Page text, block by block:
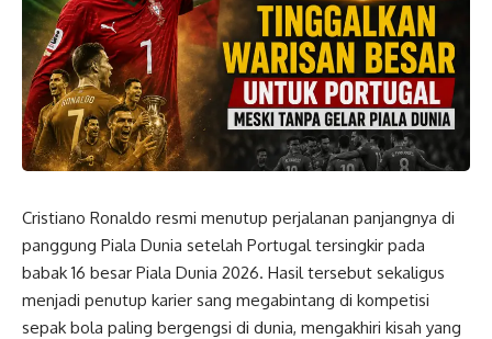
Cristiano Ronaldo resmi menutup perjalanan panjangnya di
panggung Piala Dunia setelah Portugal tersingkir pada
babak 16 besar Piala Dunia 2026. Hasil tersebut sekaligus
menjadi penutup karier sang megabintang di kompetisi
sepak bola paling bergengsi di dunia, mengakhiri kisah yang